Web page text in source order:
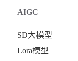
AIGC
SD大模型
Lora模型